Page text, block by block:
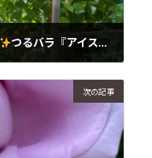
つるバラ『アイスバーグ』の魅力とは？
次の記事